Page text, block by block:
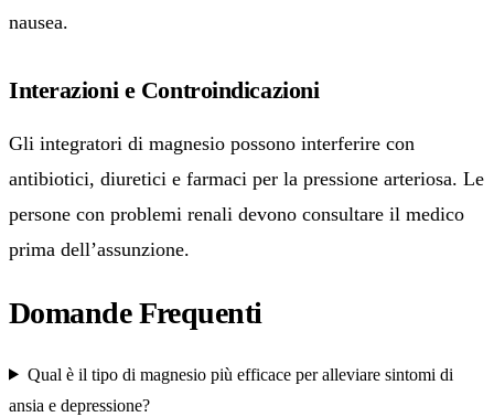
nausea.
Interazioni e Controindicazioni
Gli integratori di magnesio possono interferire con
antibiotici, diuretici e farmaci per la pressione arteriosa. Le
persone con problemi renali devono consultare il medico
prima dell’assunzione.
Domande Frequenti
Qual è il tipo di magnesio più efficace per alleviare sintomi di
ansia e depressione?